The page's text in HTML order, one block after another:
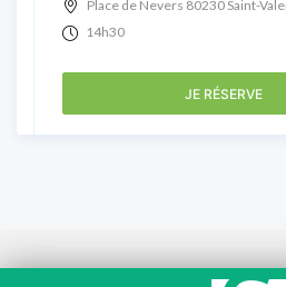
Place de Nevers 80230 Saint-
14h30
JE RÉSERVE